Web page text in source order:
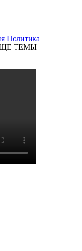
Политика
ТЕМЫ